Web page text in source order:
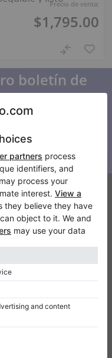
Precio de venta:
$1,795.00
boletín de